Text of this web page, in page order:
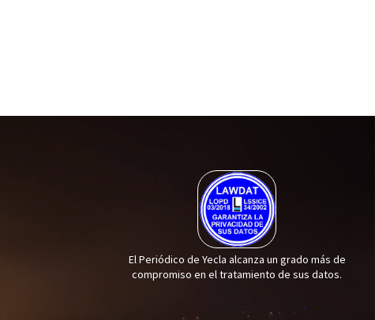
El Periódico de Yecla alcanza un grado más de
compromiso en el tratamiento de sus datos.